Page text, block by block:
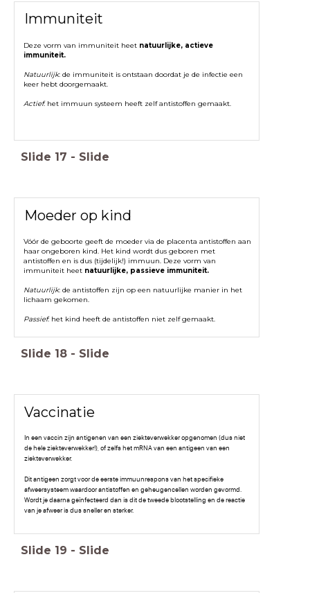
Immuniteit
Deze vorm van immuniteit heet natuurlijke, actieve
immuniteit.
Natuurlijk: de immuniteit is ontstaan doordat je de infectie een
keer hebt doorgemaakt.
Actief: het immuun systeem heeft zelf antistoffen gemaakt.
Slide 17 - Slide
Moeder op kind
Vóór de geboorte geeft de moeder via de placenta antistoffen aan
haar ongeboren kind. Het kind wordt dus geboren met
antistoffen en is dus (tijdelijk!) immuun. Deze vorm van
immuniteit heet natuurlijke, passieve immuniteit.
Natuurlijk: de antistoffen zijn op een natuurlijke manier in het
lichaam gekomen.
Passief: het kind heeft de antistoffen niet zelf gemaakt.
Slide 18 - Slide
Vaccinatie
In een vaccin zijn antigenen van een ziekteverwekker opgenomen (dus niet
de hele ziekteverwekker!), of zelfs het mRNA van een antigeen van een
ziekteverwekker.
Dit antigeen zorgt voor de eerste immuunrespons van het specifieke
afweersysteem waardoor antistoffen en geheugencellen worden gevormd.
Wordt je daarna geïnfecteerd dan is dit de tweede blootstelling en de reactie
van je afweer is dus sneller en sterker.
Slide 19 - Slide